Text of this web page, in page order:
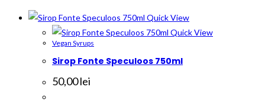
Quick View
Quick View
Vegan Syrups
Sirop Fonte Speculoos 750ml
50,00lei